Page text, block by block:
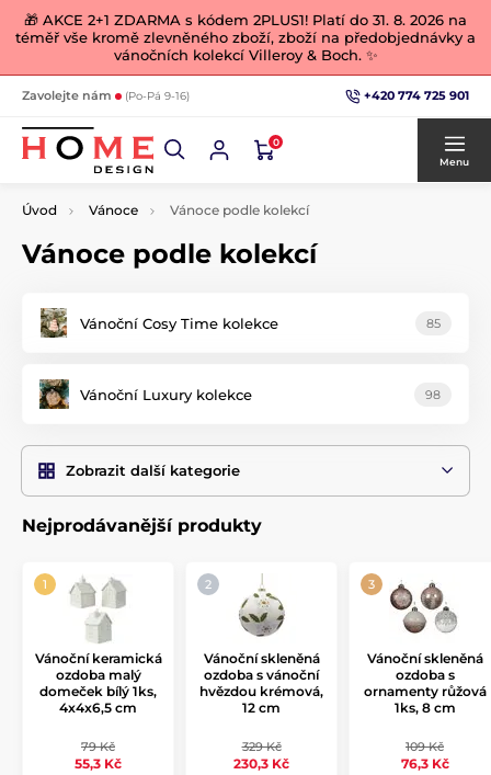
🎁 AKCE 2+1 ZDARMA s kódem 2PLUS1! Platí do 31. 8. 2026 na
téměř vše kromě zlevněného zboží, zboží na předobjednávky a
vánočních kolekcí Villeroy & Boch. ✨
Zavolejte nám (Po-Pá 9-16) +420 774 725 901
0
Menu
Úvod Vánoce Vánoce podle kolekcí
Vánoce podle kolekcí
Vánoční Cosy Time kolekce 85
Vánoční Luxury kolekce 98
Zobrazit další kategorie
Nejprodávanější produkty
Vánoční keramická
ozdoba malý
domeček bílý 1ks,
4x4x6,5 cm
79 Kč
55,3 Kč
Vánoční skleněná
ozdoba s vánoční
hvězdou krémová,
12 cm
329 Kč
230,3 Kč
Vánoční skleněná
ozdoba s
ornamenty růžová
1ks, 8 cm
109 Kč
76,3 Kč